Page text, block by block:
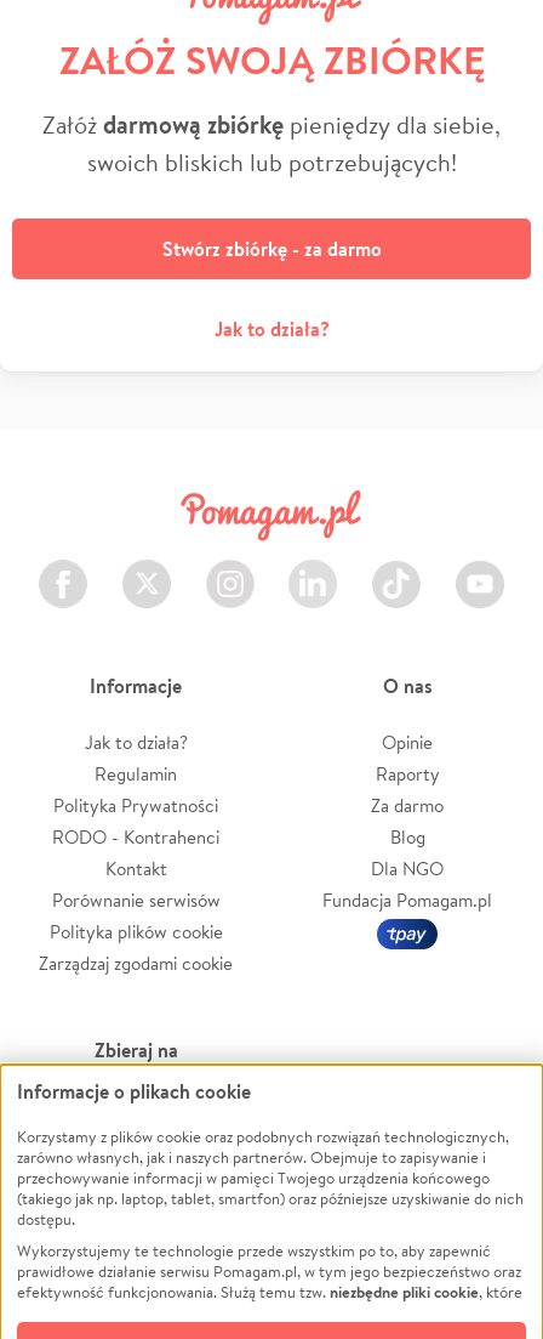
ZAŁÓŻ SWOJĄ ZBIÓRKĘ
Załóżdarmową zbiórkę pieniędzy dla siebie,
swoich bliskich lub potrzebujących!
Stwórz zbiórkę - za darmo
Jak to działa?
Facebook Twitter Instagram LinkedIn TikTok Youtube
Informacje
Jak to działa?
Regulamin
Polityka Prywatności
RODO - Kontrahenci
Kontakt
Porównanie serwisów
Polityka plików cookie
Zarządzaj zgodami cookie
O nas
Opinie
Raporty
Za darmo
Blog
Dla NGO
Fundacja Pomagam.pl
Zbieraj na
Leczenie
Zwierzęta
Pożar
Ukraina
Pomoc Finansowa
Projekty
Pogrzeb
Powódź
Wichura
NGO
Edukacja
Podróż
Impreza
Informacje o plikach cookie
Korzystamy z plików cookie oraz podobnych rozwiązań technologicznych,
zarówno własnych, jak i naszych partnerów. Obejmuje to zapisywanie i
przechowywanie informacji w pamięci Twojego urządzenia końcowego
(takiego jak np. laptop, tablet, smartfon) oraz późniejsze uzyskiwanie do nich
dostępu.
Wykorzystujemy te technologie przede wszystkim po to, aby zapewnić
prawidłowe działanie serwisu Pomagam.pl, w tym jego bezpieczeństwo oraz
efektywność funkcjonowania. Służą temu tzw.niezbędne pliki cookie, które